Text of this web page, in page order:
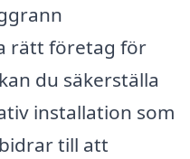
rätt företag för
du säkerställa
installation som
till att